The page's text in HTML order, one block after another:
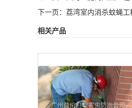
下一页： 荔湾室内消杀蚊蝇工
相关产品